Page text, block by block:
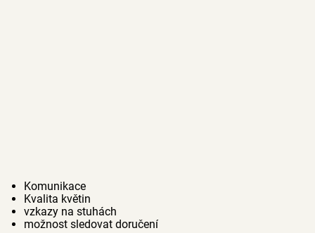
Komunikace
Kvalita květin
vzkazy na stuhách
možnost sledovat doručení